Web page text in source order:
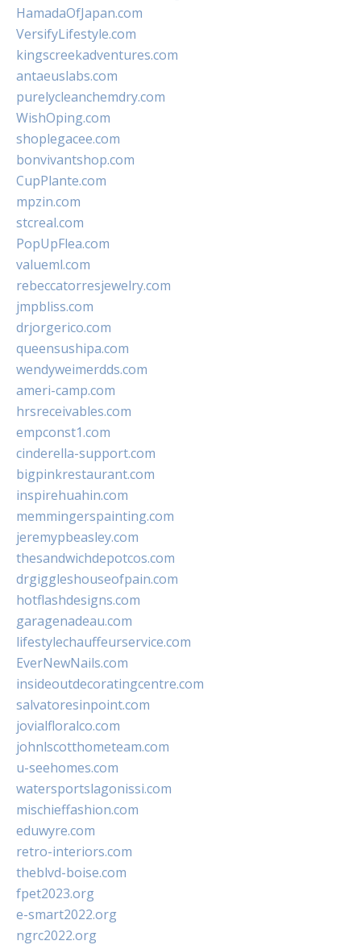
HamadaOfJapan.com
VersifyLifestyle.com
kingscreekadventures.com
antaeuslabs.com
purelycleanchemdry.com
WishOping.com
shoplegacee.com
bonvivantshop.com
CupPlante.com
mpzin.com
stcreal.com
PopUpFlea.com
valueml.com
rebeccatorresjewelry.com
jmpbliss.com
drjorgerico.com
queensushipa.com
wendyweimerdds.com
ameri-camp.com
hrsreceivables.com
empconst1.com
cinderella-support.com
bigpinkrestaurant.com
inspirehuahin.com
memmingerspainting.com
jeremypbeasley.com
thesandwichdepotcos.com
drgiggleshouseofpain.com
hotflashdesigns.com
garagenadeau.com
lifestylechauffeurservice.com
EverNewNails.com
insideoutdecoratingcentre.com
salvatoresinpoint.com
jovialfloralco.com
johnlscotthometeam.com
u-seehomes.com
watersportslagonissi.com
mischieffashion.com
eduwyre.com
retro-interiors.com
theblvd-boise.com
fpet2023.org
e-smart2022.org
ngrc2022.org